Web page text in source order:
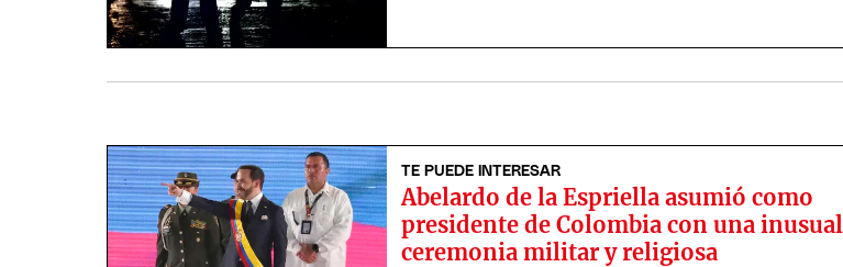
TE PUEDE INTERESAR
Abelardo de la Espriella asumió como
presidente de Colombia con una inusual
ceremonia militar y religiosa